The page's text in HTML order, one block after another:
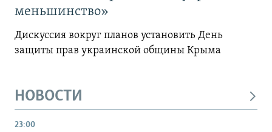
меньшинство»
Дискуссия вокруг планов установить День
защиты прав украинской общины Крыма
НОВОСТИ
23:00